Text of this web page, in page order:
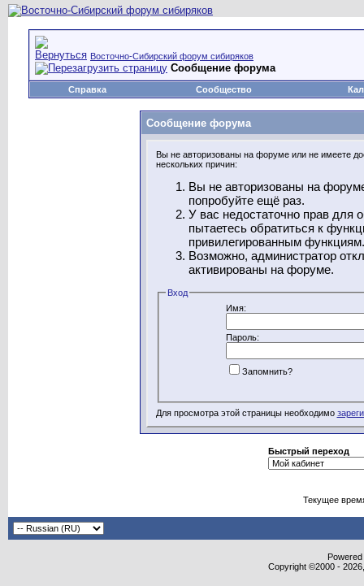
Восточно-Сибирский форум сибиряков
Сообщение форума
Справка Сообщество
Сообщение форума
Вы не авторизованы на форуме или не имеете
нескольких причин:
Вы не авторизованы на
попробуйте ещё раз.
У вас недостаточно прав для
пытаетесь обратиться к
привилегированным функциям.
Возможно, администратор
активированы на форуме.
Вход
Имя:
Пароль:
Запомнить?
Для просмотра этой страницы необходимо
Быстрый переход
Текущее
Copyright ©2000 -